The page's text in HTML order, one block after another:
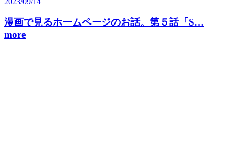
漫画で見るホームページのお話。第５話「S…
more